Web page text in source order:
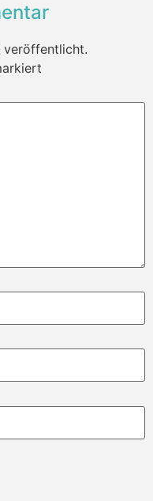
veröffentlicht.